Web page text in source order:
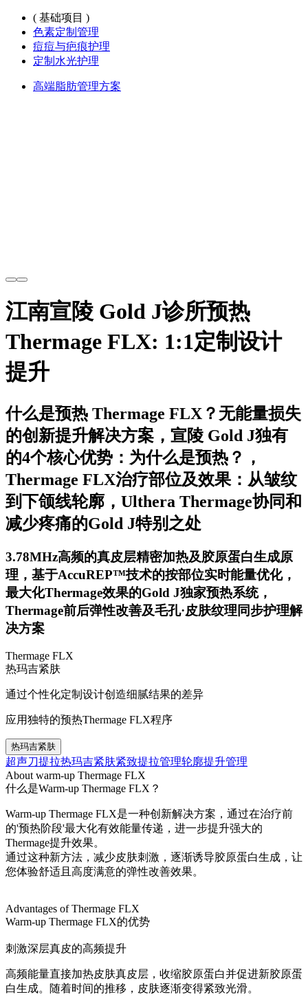
( 基础项目 )
色素定制管理
痘痘与疤痕护理
定制水光护理
高端脂肪管理方案
江南宣陵 Gold J诊所预热
Thermage FLX: 1:1定制设计
提升
什么是预热 Thermage FLX？无能量损失
的创新提升解决方案，宣陵 Gold J独有
的4个核心优势：为什么是预热？，
Thermage FLX治疗部位及效果：从皱纹
到下颌线轮廓，Ulthera Thermage协同和
减少疼痛的Gold J特别之处
3.78MHz高频的真皮层精密加热及胶原蛋白生成原
理，基于AccuREP™技术的按部位实时能量优化，
最大化Thermage效果的Gold J独家预热系统，
Thermage前后弹性改善及毛孔·皮肤纹理同步护理解
决方案
Thermage FLX
热玛吉紧肤
通过个性化定制设计创造细腻结果的差异
应用独特的预热Thermage FLX程序
热玛吉紧肤
超声刀提拉热玛吉紧肤紧致提拉管理轮廓提升管理
About warm-up Thermage FLX
什么是Warm-up Thermage FLX？
Warm-up Thermage FLX是一种创新解决方案，通过在治疗前
的'预热阶段'最大化有效能量传递，进一步提升强大的
Thermage提升效果。
通过这种新方法，减少皮肤刺激，逐渐诱导胶原蛋白生成，让
您体验舒适且高度满意的弹性改善效果。
Advantages of Thermage FLX
Warm-up Thermage FLX的优势
刺激深层真皮的高频提升
高频能量直接加热皮肤真皮层，收缩胶原蛋白并促进新胶原蛋
白生成。随着时间的推移，皮肤逐渐变得紧致光滑。